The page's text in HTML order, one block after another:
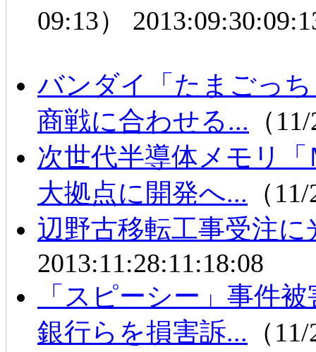
09:13）
バンダイ「たまごっ
商戦に合わせる... （
次世代半導体メモリ
大拠点に開発へ... （
辺野古移転工事受注
2013:11:28:11:18:08
「スピーシー」事件
銀行らを損害訴... （